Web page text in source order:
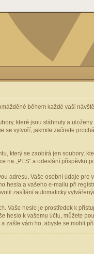
během každé vaší
které jsou stáhnuty a
vytvoří, jakmile začnete
který se zaobírá jen soubory,
„PES“ a odeslání příspěvků
Vaše osobní údaje pro
hesla a vašeho e-mailu při
zasílání automaticky
heslo je prostředek k
k vašemu účtu, můžete
zašle vám ho, abyste se mohli